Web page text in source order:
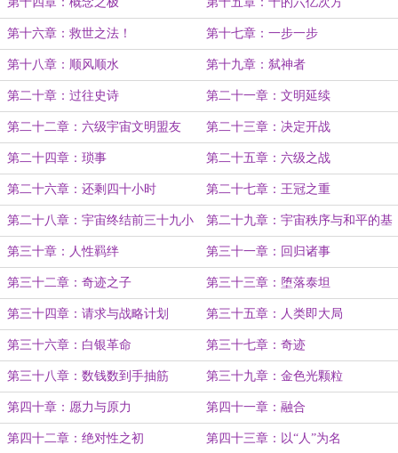
第十六章：救世之法！ 第十七章：一步一步
第十八章：顺风顺水 第十九章：弑神者
第二十章：过往史诗 第二十一章：文明延续
第二十二章：六级宇宙文明盟友 第二十三章：决定开战
第二十四章：琐事 第二十五章：六级之战
第二十六章：还剩四十小时 第二十七章：王冠之重
第二十八章：宇宙终结前三十九小
时
第二十九章：宇宙秩序与和平的基
石
第三十章：人性羁绊 第三十一章：回归诸事
第三十二章：奇迹之子 第三十三章：堕落泰坦
第三十四章：请求与战略计划 第三十五章：人类即大局
第三十六章：白银革命 第三十七章：奇迹
第三十八章：数钱数到手抽筋 第三十九章：金色光颗粒
第四十章：愿力与原力 第四十一章：融合
第四十二章：绝对性之初 第四十三章：以“人”为名